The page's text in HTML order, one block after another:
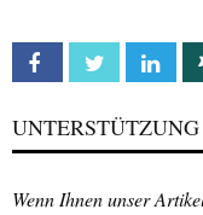
Facebook Twitter
UNTERSTÜTZUNG
Wenn Ihnen unser